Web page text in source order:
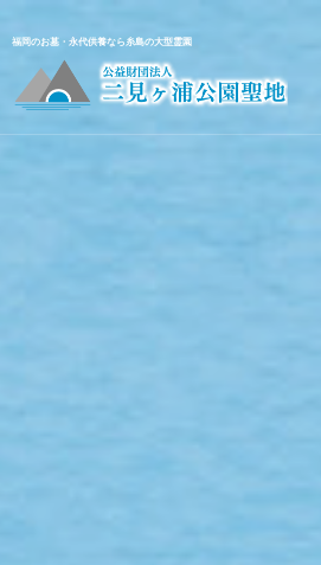
福岡のお墓・永代供養なら糸島の大型霊園